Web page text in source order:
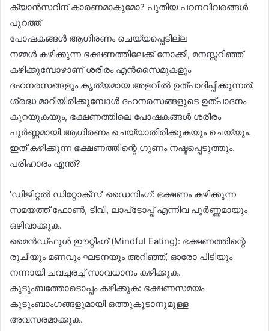
ക്യാൻസറിന് കാരണമാകുമോ? പുതിയ പഠനവിവരങ്ങൾ
പുറത്ത്
പോഷകങ്ങൾ ആഗിരണം ചെയ്യപ്പെടില്ല
നമ്മൾ കഴിക്കുന്ന ഭക്ഷണത്തിലേക്ക് നോക്കി, മനസ്സറിഞ്ഞ്
കഴിക്കുമ്പോഴാണ് ശരീരം എൻസൈമുകളും
ദഹനരസങ്ങളും കൃത്യമായ അളവിൽ ഉത്പാദിപ്പിക്കുന്നത്.
ശ്രദ്ധ മാറിയിരിക്കുമ്പോൾ ദഹനരസങ്ങളുടെ ഉത്പാദനം
കുറയുകയും, ഭക്ഷണത്തിലെ പോഷകങ്ങൾ ശരീരം
പൂർണ്ണമായി ആഗിരണം ചെയ്യാതിരിക്കുകയും ചെയ്യും.
ഇത് കഴിക്കുന്ന ഭക്ഷണത്തിന്റെ ഗുണം നഷ്ടപ്പെടുത്തും.
പരിഹാരം എന്ത്?
‘ഡിജിറ്റൽ ഡിറ്റോക്സ്’ ഡൈനിംഗ്: ഭക്ഷണം കഴിക്കുന്ന
സമയത്ത് ഫോൺ, ടിവി, ലാപ്‌ടോപ്പ് എന്നിവ പൂർണ്ണമായും
ഒഴിവാക്കുക.
മൈൻഡ്ഫുൾ ഈറ്റിംഗ് (Mindful Eating): ഭക്ഷണത്തിന്റെ
രുചിയും മണവും ഘടനയും അറിഞ്ഞ്, ഓരോ പിടിയും
നന്നായി ചവച്ചരച്ച് സാവധാനം കഴിക്കുക.
കുടുംബത്തോടൊപ്പം കഴിക്കുക: ഭക്ഷണസമയം
കുടുംബാംഗങ്ങളുമായി ഒത്തുകൂടാനുമുള്ള
അവസരമാക്കുക.